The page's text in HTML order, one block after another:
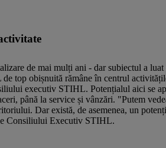
de mai mulți ani - dar subiectul a
top obișnuită rămâne în centrul
executiv STIHL. Potențialul aici se
până la service și vânzări. "Putem
Dar există, de asemenea, un
Consiliului Executiv STIHL.